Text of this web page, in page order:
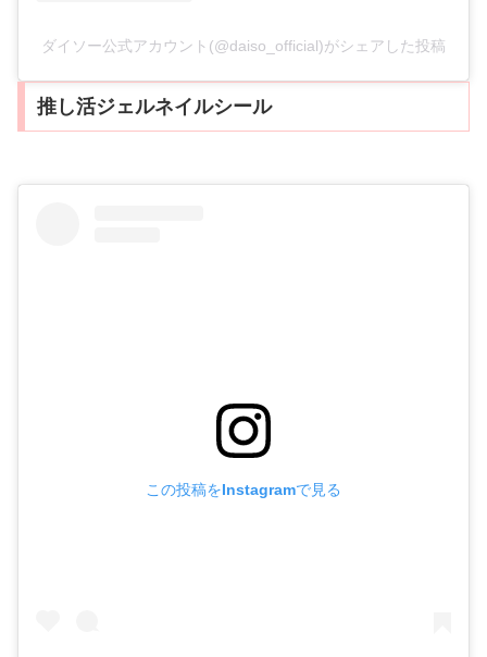
ダイソー公式アカウント(@daiso_official)がシェアした投稿
推し活ジェルネイルシール
この投稿をInstagramで見る